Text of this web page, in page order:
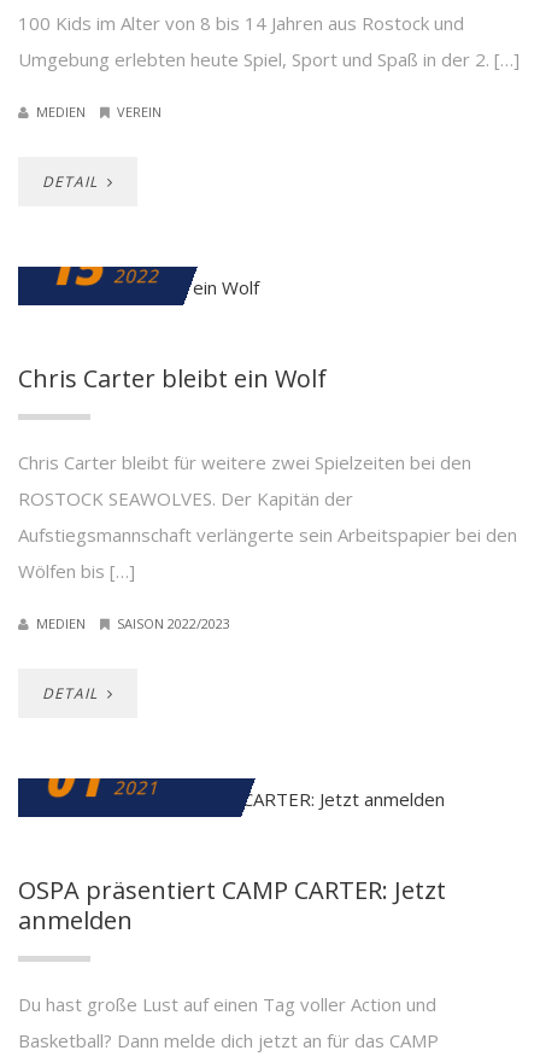
100 Kids im Alter von 8 bis 14 Jahren aus Rostock und
Umgebung erlebten heute Spiel, Sport und Spaß in der 2. […]
MEDIEN VEREIN
DETAIL
15 2022
Chris Carter bleibt ein Wolf
Chris Carter bleibt für weitere zwei Spielzeiten bei den
ROSTOCK SEAWOLVES. Der Kapitän der
Aufstiegsmannschaft verlängerte sein Arbeitspapier bei den
Wölfen bis […]
MEDIEN SAISON 2022/2023
DETAIL
01 2021
OSPA präsentiert CAMP CARTER: Jetzt
anmelden
Du hast große Lust auf einen Tag voller Action und
Basketball? Dann melde dich jetzt an für das CAMP